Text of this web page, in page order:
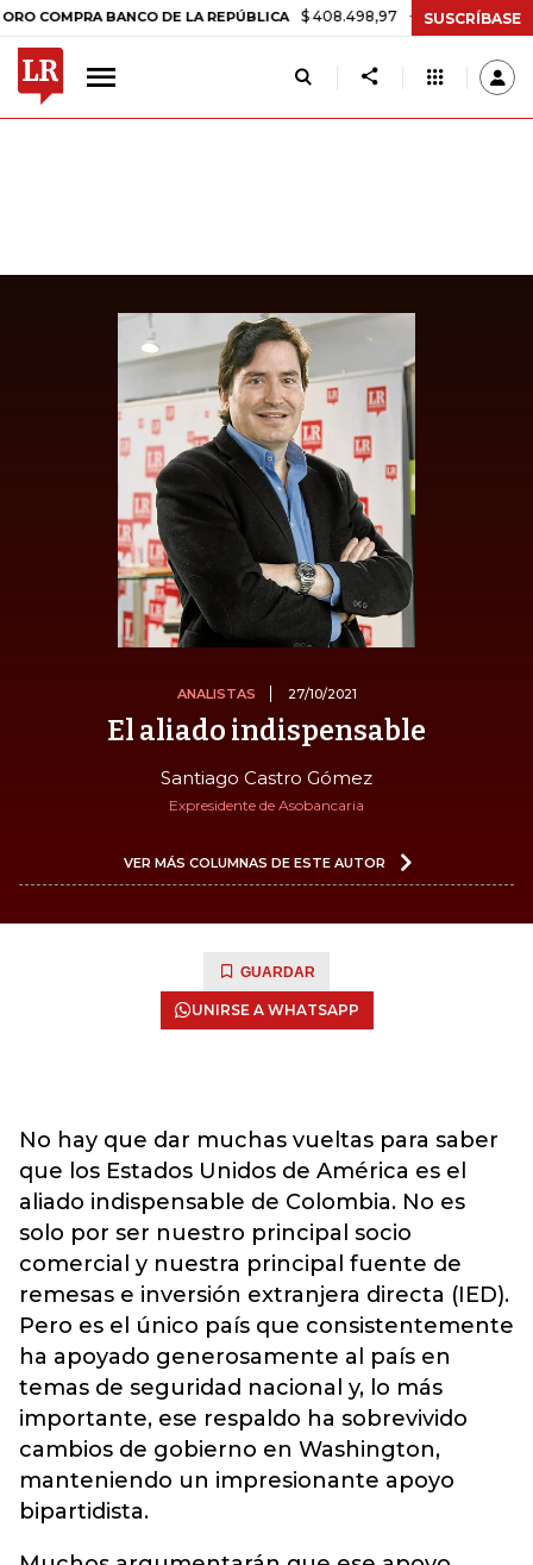
BANCO DE LA REPÚBLICA $ 408.498,97 +$ 8.753,81 +2,19%
SUSCRÍBASE
ANALISTAS 27/10/2021
El aliado indispensable
Santiago Castro Gómez
Expresidente de Asobancaria
VER MÁS COLUMNAS DE ESTE AUTOR
GUARDAR
UNIRSE A WHATSAPP
No hay que dar muchas vueltas para saber
que los Estados Unidos de América es el
aliado indispensable de Colombia. No es
solo por ser nuestro principal socio
comercial y nuestra principal fuente de
remesas e inversión extranjera directa (IED).
Pero es el único país que consistentemente
ha apoyado generosamente al país en
temas de seguridad nacional y, lo más
importante, ese respaldo ha sobrevivido
cambios de gobierno en Washington,
manteniendo un impresionante apoyo
bipartidista.